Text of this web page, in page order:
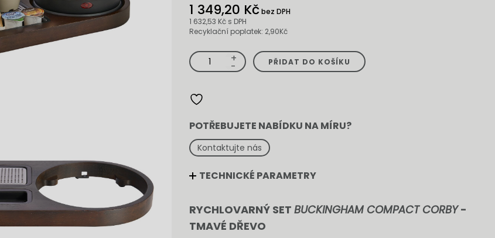
1 349,20 Kčbez DPH
1 632,53 Kč s DPH
Recyklační poplatek: 2,90Kč
Rychlovarný
set
Buckingham
-
tmavé
dřevo
+
- PŘIDAT DO KOŠÍKU
POTŘEBUJETE NABÍDKU NA MÍRU?
Kontaktujte nás
TECHNICKÉ PARAMETRY
RYCHLOVARNÝ SET BUCKINGHAM COMPACT CORBY-
TMAVÉ DŘEVO